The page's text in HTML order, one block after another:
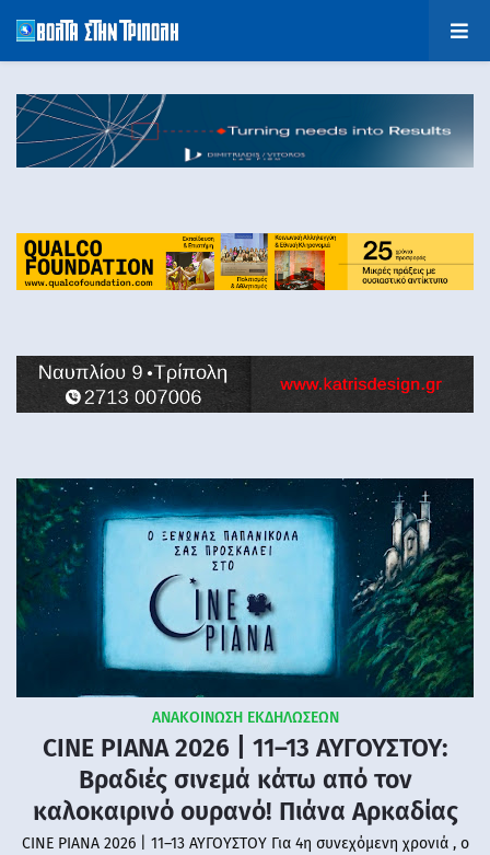
ΑΝΑΚΟΙΝΩΣΗ ΕΚΔΗΛΩΣΕΩΝ
CINE PIANA 2026 | 11–13 ΑΥΓΟΥΣΤΟΥ:
Βραδιές σινεμά κάτω από τον
καλοκαιρινό ουρανό! Πιάνα Αρκαδίας
CINE PIANA 2026 | 11–13 ΑΥΓΟΥΣΤΟΥ Για 4η συνεχόμενη χρονιά , ο